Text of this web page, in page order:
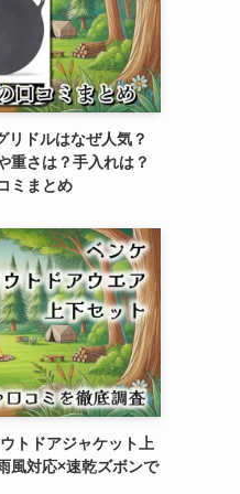
ドルはなぜ人気？
重さは？手入れは？
ミまとめ
トドアジャケット上
風対応×速乾ズボンで